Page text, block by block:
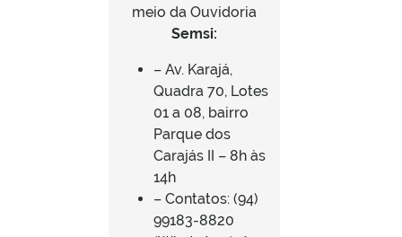
meio da Ouvidoria
Semsi:
– Av. Karajá,
Quadra 70, Lotes
01 a 08, bairro
Parque dos
Carajás II – 8h às
14h
– Contatos: (94)
99183-8820